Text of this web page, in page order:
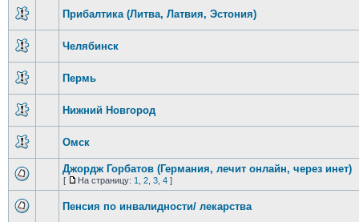
Прибалтика (Литва, Латвия, Эстония)
Челябинск
Пермь
Нижний Новгород
Омск
Джордж Горбатов (Германия, лечит онлайн, через инет)
[ На страницу: 1 2, 3, 4]
Пенсия по инвалидности/ лекарства